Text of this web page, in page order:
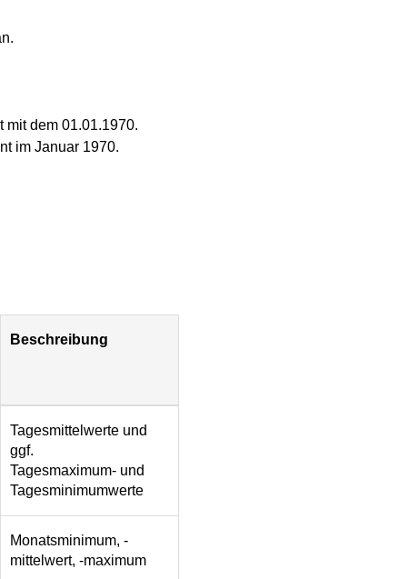
mit dem 01.01.1970.
im Januar 1970.
Beschreibung
Tagesmittelwerte und
ggf.
Tagesmaximum- und
Tagesminimumwerte
Monatsminimum, -
mittelwert, -maximum